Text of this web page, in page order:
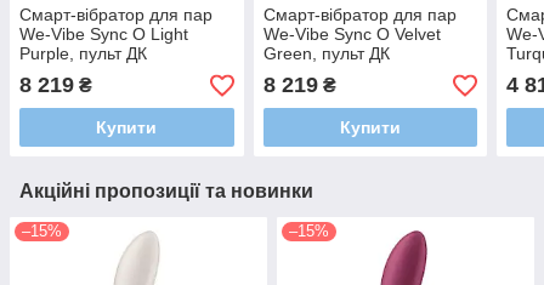
Смарт-вібратор для пар
We-Vibe Sync O Light
Purple, пульт ДК
8 219 ₴
Купити
Смарт-вібратор для пар
We-Vibe Sync O Velvet
Green, пульт ДК
8 219₴
Купити
We-
4
Акційні пропозиції та новинки
–15% –15%